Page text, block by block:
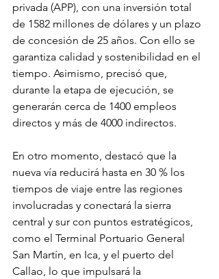
privada (APP), con una inversión total
de 1582 millones de dólares y un plazo
de concesión de 25 años. Con ello se
garantiza calidad y sostenibilidad en el
tiempo. Asimismo, precisó que,
durante la etapa de ejecución, se
generarán cerca de 1400 empleos
directos y más de 4000 indirectos.
En otro momento, destacó que la
nueva vía reducirá hasta en 30 % los
tiempos de viaje entre las regiones
involucradas y conectará la sierra
central y sur con puntos estratégicos,
como el Terminal Portuario General
San Martín, en Ica, y el puerto del
Callao, lo que impulsará la